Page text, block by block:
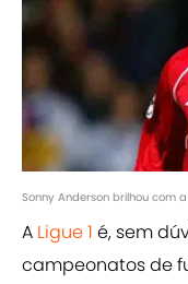
Sonny Anderson brilhou com
A Ligue 1 é, sem
campeonatos de